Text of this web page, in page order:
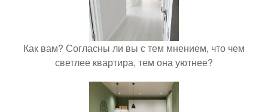
Как вам? Согласны ли вы с тем мнением, что чем
светлее квартира, тем она уютнее?